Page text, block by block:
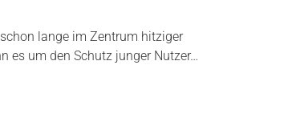
lange im Zentrum hitziger
es um den Schutz junger Nutzer…